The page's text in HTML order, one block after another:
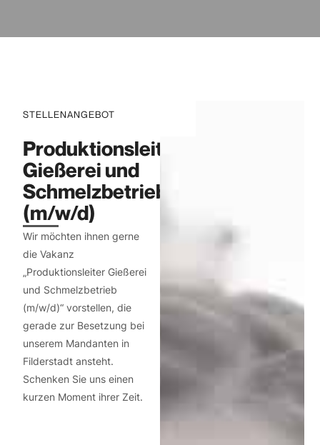
STELLENANGEBOT
Produktionsleiter
Gießerei und
Schmelzbetrieb
(m/w/d)
Wir möchten ihnen gerne
die Vakanz
„Produktionsleiter Gießerei
und Schmelzbetrieb
(m/w/d)“ vorstellen, die
gerade zur Besetzung bei
unserem Mandanten in
Filderstadt ansteht.
Schenken Sie uns einen
kurzen Moment ihrer Zeit.